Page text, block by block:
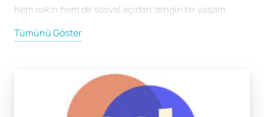
hem sakin hem de sosyal açıdan zengin bir yaşam
doğrudan uçuş olmadığı için genellikle İstanbul’dan
13 saatlik bir uçuş yapılır. Ardından kara yoluyla yaklaşık
20-30 dakikalık kısa bir yolculukla Santa Monica’ya
ulaşılabilir. Türkiye ile Santa Monica arasında genellikle
Tümünü Göster